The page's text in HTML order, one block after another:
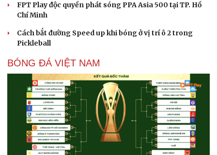
FPT Play độc quyền phát sóng PPA Asia 500 tại TP. Hồ
Chí Minh
Cách bắt đường Speed up khi bóng ở vị trí ô 2 trong
Pickleball
BÓNG ĐÁ VIỆT NAM